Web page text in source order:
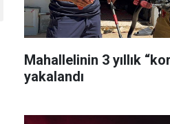
Mahallelinin 3 yıllık
yakalandı